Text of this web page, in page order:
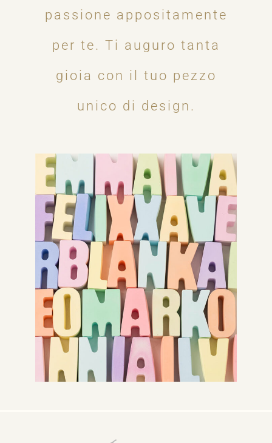
passione appositamente
per te. Ti auguro tanta
gioia con il tuo pezzo
unico di design.